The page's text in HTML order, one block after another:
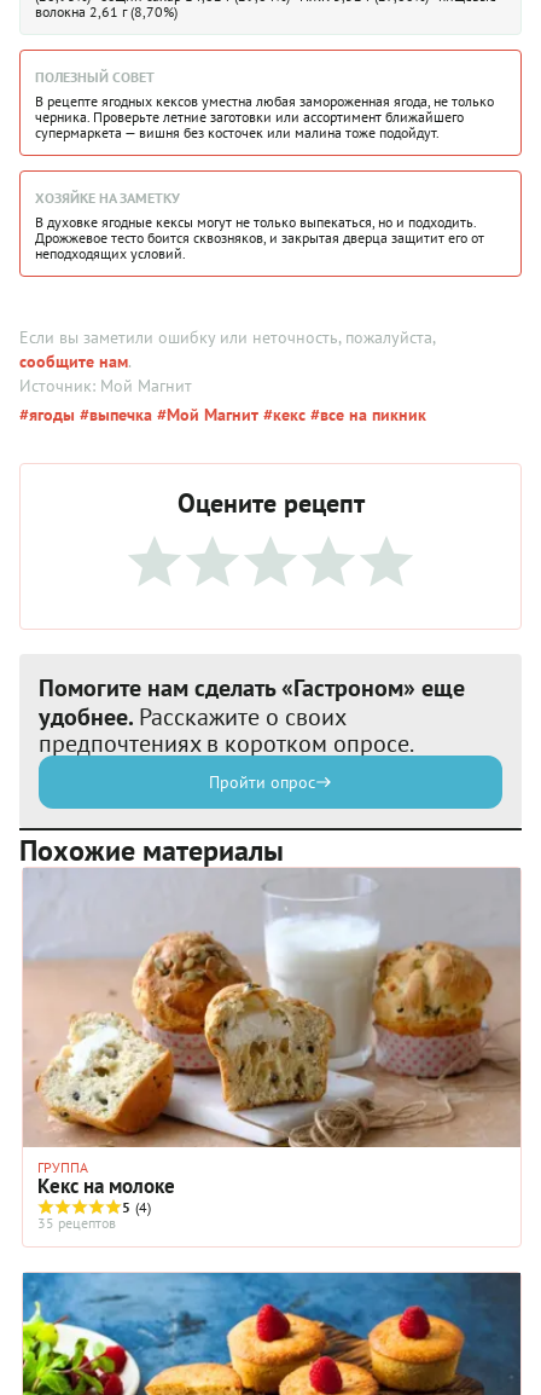
волокна 2,61 г (8,70%)
ПОЛЕЗНЫЙ СОВЕТ
В рецепте ягодных кексов уместна любая замороженная ягода, не только
черника. Проверьте летние заготовки или ассортимент ближайшего
супермаркета — вишня без косточек или малина тоже подойдут.
ХОЗЯЙКЕ НА ЗАМЕТКУ
В духовке ягодные кексы могут не только выпекаться, но и подходить.
Дрожжевое тесто боится сквозняков, и закрытая дверца защитит его от
неподходящих условий.
Если вы заметили ошибку или неточность, пожалуйста,
сообщите нам.
Источник: Мой Магнит
#ягоды #выпечка #Мой Магнит #кекс #все на пикник
Оцените рецепт
Помогите нам сделать «Гастроном» еще
удобнее. Расскажите о своих
предпочтениях в коротком опросе.
Пройти опрос
Похожие материалы
ГРУППА
Кекс на молоке
5 (4)
35 рецептов